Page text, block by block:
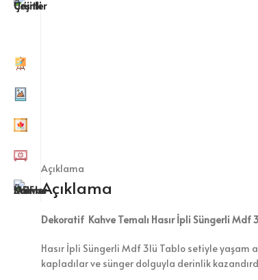
Açıklama
Açıklama
Dekoratif Kahve Temalı Hasır İpli Süngerli Mdf
Hasır İpli Süngerli Mdf 3lü Tablo setiyle yaşam
kapladılar ve sünger dolguyla derinlik